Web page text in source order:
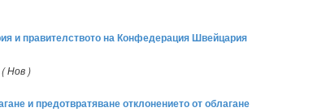
и правителството на Конфедерация Швейцария
( Нов )
и предотвратяване отклонението от облагане